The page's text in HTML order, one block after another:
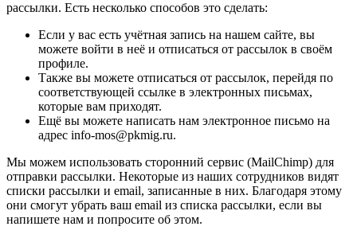
рассылки. Есть несколько способов это сделать:
Если у вас есть учётная запись на нашем сайте, вы
можете войти в неё и отписаться от рассылок в своём
профиле.
Также вы можете отписаться от рассылок, перейдя по
соответствующей ссылке в электронных письмах,
которые вам приходят.
Ещё вы можете написать нам электронное письмо на
адрес info-mos@pkmig.ru.
Мы можем использовать сторонний сервис (MailChimp) для
отправки рассылки. Некоторые из наших сотрудников видят
списки рассылки и email, записанные в них. Благодаря этому
они смогут убрать ваш email из списка рассылки, если вы
напишете нам и попросите об этом.